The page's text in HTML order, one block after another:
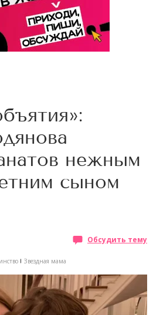
нежным
сыном
Обсудить тему
Звездная мама